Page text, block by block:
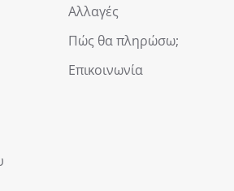
Αλλαγές
Πώς θα πληρώσω;
Επικοινωνία